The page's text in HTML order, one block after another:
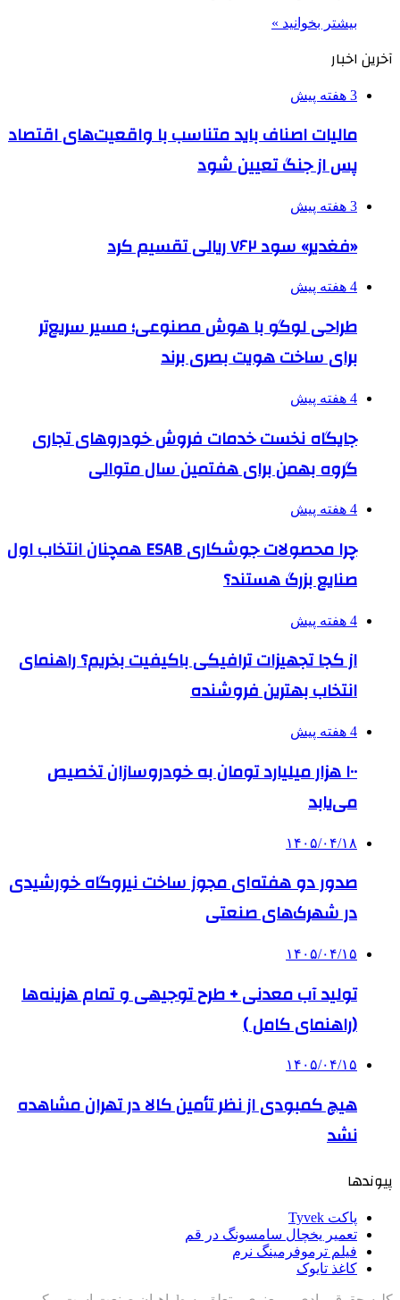
بیشتر بخوانید »
آخرین اخبار
3 هفته پیش
مالیات اصناف باید متناسب با واقعیت‌های اقتصاد
پس از جنگ تعیین شود
3 هفته پیش
«فغدیر» سود ۷۶۲ ریالی تقسیم کرد
4 هفته پیش
طراحی لوگو با هوش مصنوعی؛ مسیر سریع‌تر
برای ساخت هویت بصری برند
4 هفته پیش
جایگاه نخست خدمات فروش خودروهای تجاری
گروه بهمن برای هفتمین سال متوالی
4 هفته پیش
چرا محصولات جوشکاری ESAB همچنان انتخاب اول
صنایع بزرگ هستند؟
4 هفته پیش
از کجا تجهیزات ترافیکی باکیفیت بخریم؟ راهنمای
انتخاب بهترین فروشنده
4 هفته پیش
۱۰۰ هزار میلیارد تومان به خودروسازان تخصیص
می‌یابد
۱۴۰۵/۰۴/۱۸
صدور دو هفته‌ای مجوز ساخت نیروگاه خورشیدی
در شهرک‌های صنعتی
۱۴۰۵/۰۴/۱۵
تولید آب معدنی + طرح توجیهی و تمام هزینه‌ها
(راهنمای کامل )
۱۴۰۵/۰۴/۱۵
هیچ کمبودی از نظر تأمین کالا در تهران مشاهده
نشد
پیوندها
پاکت Tyvek
تعمیر یخچال سامسونگ در قم
فیلم ترموفرمینگ نرم
کاغذ تایوک